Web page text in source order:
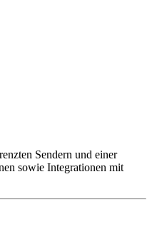
Sendern und einer
sowie Integrationen mit